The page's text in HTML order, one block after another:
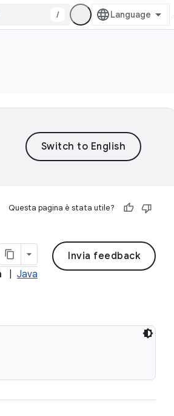
/
Questa pagina è stata utile?
Invia feedback
Java